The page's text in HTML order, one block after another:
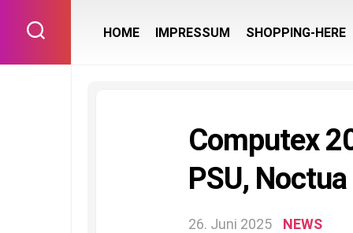
content
HOME IMPRESSUM SHOPPING-HERE
Computex
PSU,
26. Juni 2025 NEWS